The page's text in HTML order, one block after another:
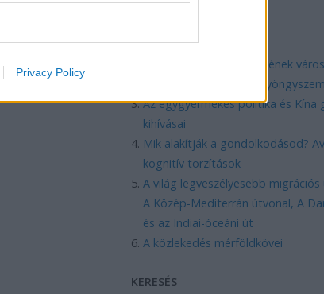
Privacy Policy
Manaus: a dzsungel szívének
Magyarország rejtett
Az egygyermekes politika és Kína
kihívásai
Mik alakítják a gondolkodásod?
kognitív torzítások
A világ legveszélyesebb migrációs
A Közép-Mediterrán útvonal, A
és az Indiai-óceáni út
A közlekedés mérföldkövei
KERESÉS